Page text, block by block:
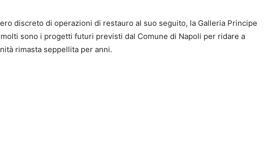
discreto di operazioni di restauro al suo seguito, la Galleria Principe
sono i progetti futuri previsti dal Comune di Napoli per ridare a
rimasta seppellita per anni.